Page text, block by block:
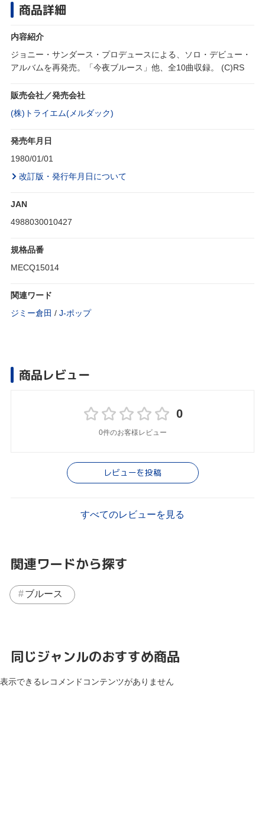
商品詳細
内容紹介
ジョニー・サンダース・プロデュースによる、ソロ・デビュー・
アルバムを再発売。「今夜ブルース」他、全10曲収録。 (C)RS
販売会社／発売会社
(株)トライエム(メルダック)
発売年月日
1980/01/01
改訂版・発行年月日について
JAN
4988030010427
規格品番
MECQ15014
関連ワード
ジミー倉田 / J‐ポップ
商品レビュー
0
0件のお客様レビュー
レビューを投稿
すべてのレビューを見る
関連ワードから探す
ブルース
同じジャンルのおすすめ商品
表示できるレコメンドコンテンツがありません